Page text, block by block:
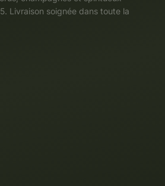
Livraison soignée dans toute la